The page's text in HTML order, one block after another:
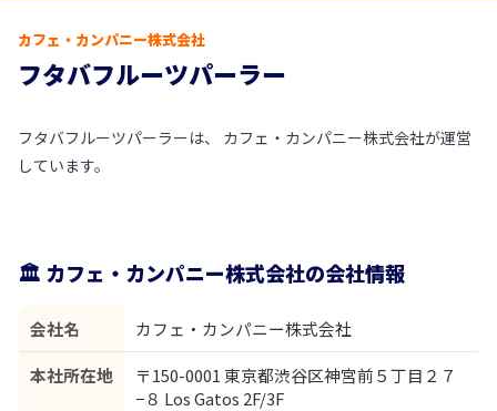
カフェ・カンパニー株式会社
フタバフルーツパーラー
フタバフルーツパーラーは、 カフェ・カンパニー株式会社が運営
しています。
🏛 カフェ・カンパニー株式会社の会社情報
会社名
カフェ・カンパニー株式会社
本社所在地
〒150-0001 東京都渋谷区神宮前５丁目２７
−８ Los Gatos 2F/3F